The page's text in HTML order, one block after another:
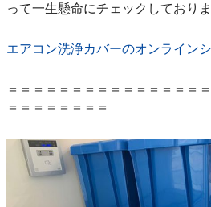
って一生懸命にチェックしておりま
エアコン洗浄カバーのオンライン
＝＝＝＝＝＝＝＝＝＝＝＝＝＝＝
＝＝＝＝＝＝＝＝